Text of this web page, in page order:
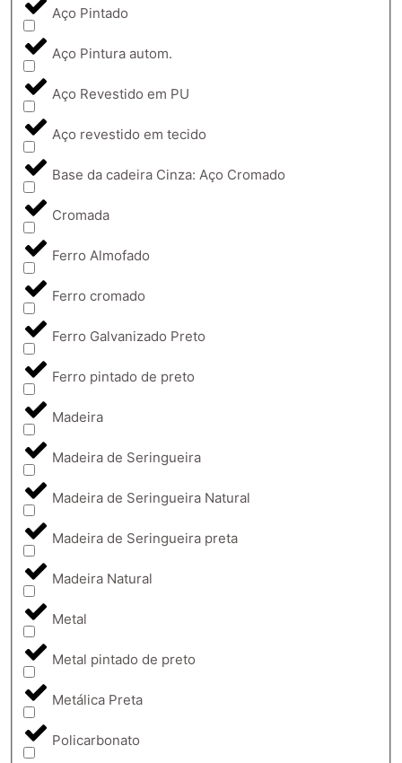
Aço Pintado
Aço Pintura autom.
Aço Revestido em PU
Aço revestido em tecido
Base da cadeira Cinza: Aço Cromado
Cromada
Ferro Almofado
Ferro cromado
Ferro Galvanizado Preto
Ferro pintado de preto
Madeira
Madeira de Seringueira
Madeira de Seringueira Natural
Madeira de Seringueira preta
Madeira Natural
Metal
Metal pintado de preto
Metálica Preta
Policarbonato